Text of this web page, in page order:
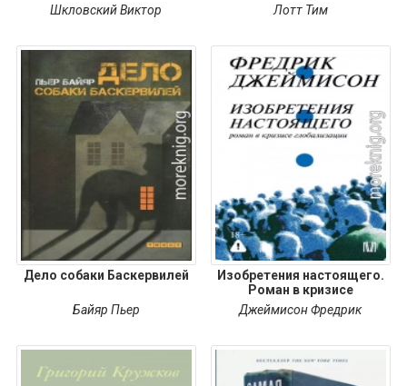
Шкловский Виктор
Лотт Тим
Дело собаки Баскервилей
Байяр Пьер
Изобретения настоящего.
Роман в кризисе
Джеймисон Фредрик